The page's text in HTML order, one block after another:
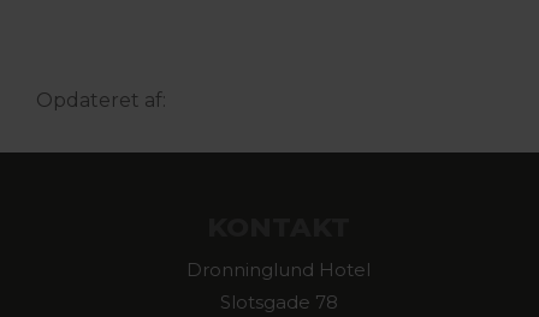
Opdateret af:
Dronninglund Hotel
Slotsgade 78